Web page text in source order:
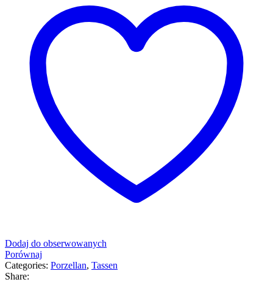
Dodaj do obserwowanych
Porównaj
Categories: Porzellan, Tassen
Share: